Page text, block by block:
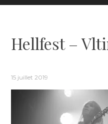
Hellfest –
15 juillet 2019